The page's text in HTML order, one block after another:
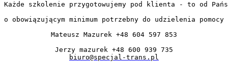
Każde szkolenie przygotowujemy pod klienta - to od
o obowiązującym minimum potrzebny do udzielenia
Mateusz Mazurek +48 604 597 853
Jerzy mazurek +48 600 939 735
biuro@specjal-trans.pl